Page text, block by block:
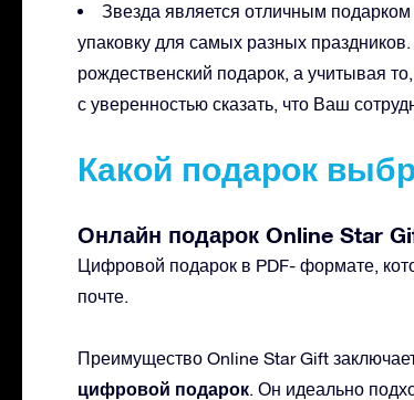
Звезда является отличным
упаковку для самых разных
рождественский подарок, а учитывая
с уверенностью сказать, что Ваш
Какой подарок
Онлайн подарок Online Star
Цифровой подарок в PDF- формате,
почте.
Преимущество Online Star Gift
цифровой подарок. Он идеально